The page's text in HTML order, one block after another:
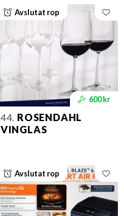
Avslutat rop
600 kr
44. ROSENDAHL
VINGLAS
Avslutat rop